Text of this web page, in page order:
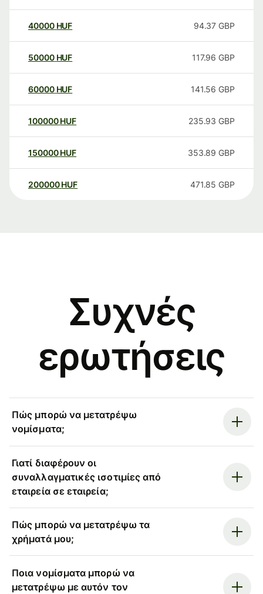
40000 HUF 94.37 GBP
50000 HUF 117.96 GBP
60000 HUF 141.56 GBP
100000 HUF 235.93 GBP
150000 HUF 353.89 GBP
200000 HUF 471.85 GBP
Συχνές
ερωτήσεις
Πώς μπορώ να μετατρέψω
νομίσματα;
Γιατί διαφέρουν οι
συναλλαγματικές ισοτιμίες από
εταιρεία σε εταιρεία;
Πώς μπορώ να μετατρέψω τα
χρήματά μου;
Ποια νομίσματα μπορώ να
μετατρέψω με αυτόν τον